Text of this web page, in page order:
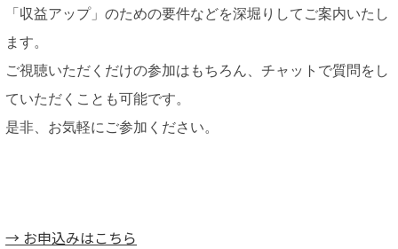
「収益アップ」のための要件などを深堀りしてご案内いたし
ます。
ご視聴いただくだけの参加はもちろん、チャットで質問をし
ていただくことも可能です。
是非、お気軽にご参加ください。
→ お申込みはこちら